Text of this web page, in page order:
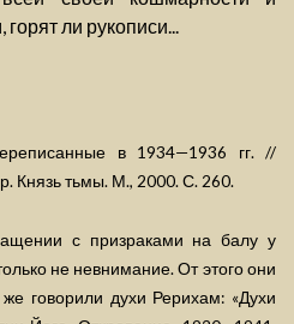
ли рукописи...
в 1934—1936 гг. //
Князь тьмы. М., 2000. С. 260.
с призраками на балу у
не невнимание. От этого они
говорили духи Рерихам: «Духи